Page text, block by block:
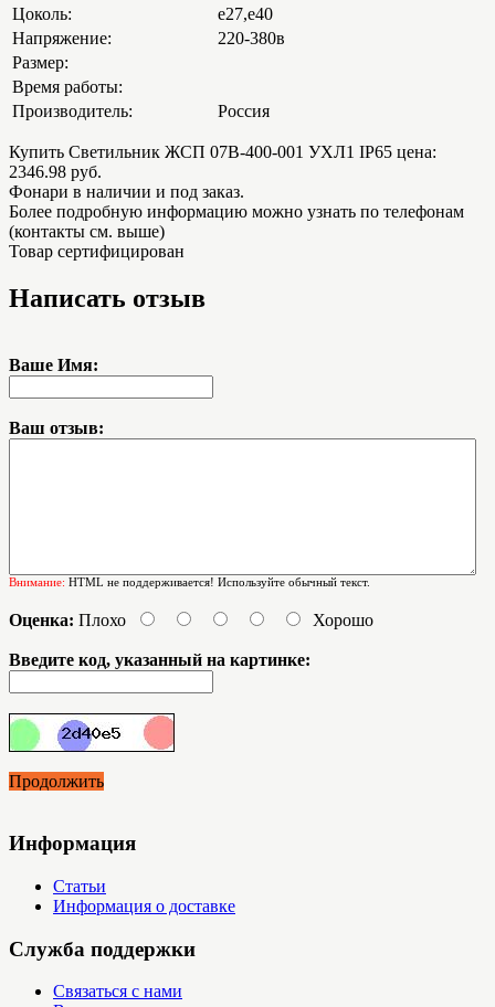
Цоколь:
е27,е40
Напряжение:
220-380в
Размер:
Время работы:
Производитель:
Россия
Купить Светильник ЖСП 07В-400-001 УХЛ1 IP65 цена:
2346.98 руб.
Фонари в наличии и под заказ.
Более подробную информацию можно узнать по телефонам
(контакты см. выше)
Товар сертифицирован
Написать отзыв
Ваше Имя:
Ваш отзыв:
Внимание: HTML не поддерживается! Используйте обычный текст.
Оценка: Плохо Хорошо
Введите код, указанный на картинке:
Продолжить
Информация
Статьи
Информация о доставке
Служба поддержки
Связаться с нами